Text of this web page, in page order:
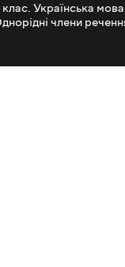
Українська
члени